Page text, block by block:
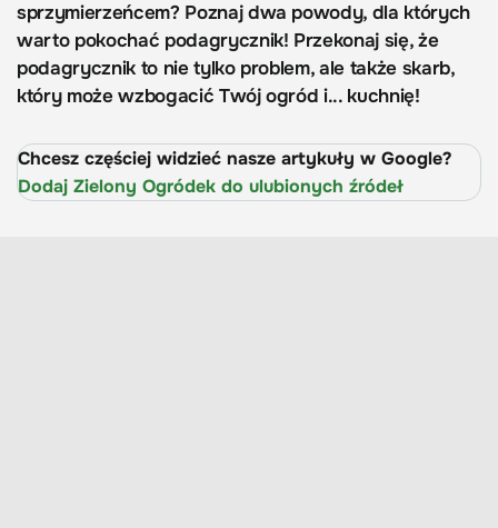
sprzymierzeńcem? Poznaj dwa powody, dla których
warto pokochać podagrycznik! Przekonaj się, że
podagrycznik to nie tylko problem, ale także skarb,
który może wzbogacić Twój ogród i... kuchnię!
Chcesz częściej widzieć nasze artykuły w Google?
Dodaj Zielony Ogródek do ulubionych źródeł